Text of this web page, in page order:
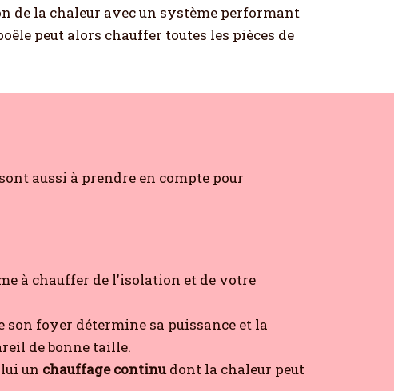
de la chaleur avec un système performant
peut alors chauffer toutes les pièces de
aussi à prendre en compte pour
à chauffer de l'isolation et de votre
son foyer détermine sa puissance et la
de bonne taille.
un chauffage continudont la chaleur peut